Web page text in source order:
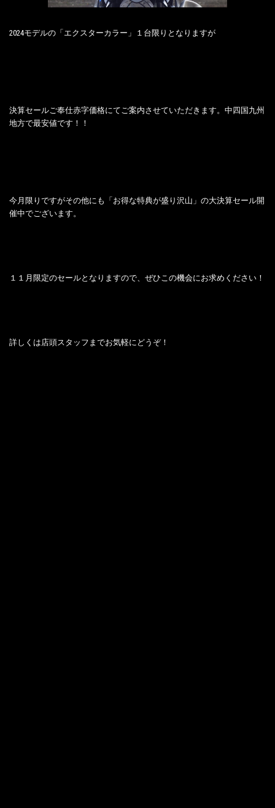
2024モデルの「エクスターカラー」１台限りとなりますが
決算セールご奉仕赤字価格にてご案内させていただきます。中四国九州
地方で最安値です！！
今月限りですがその他にも「お得な特典が盛り沢山」の大決算セール開
催中でございます。
１１月限定のセールとなりますので、ぜひこの機会にお求めください！
詳しくは店頭スタッフまでお気軽にどうぞ！